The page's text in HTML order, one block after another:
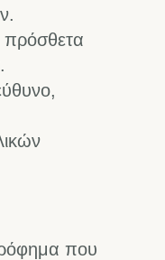
πρόσθετα
που